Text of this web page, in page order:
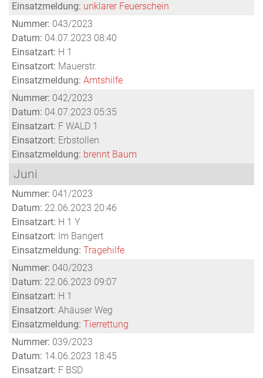
Einsatzmeldung: unklarer Feuerschein
Nummer: 043/2023
Datum: 04.07.2023 08:40
Einsatzart: H 1
Einsatzort: Mauerstr.
Einsatzmeldung: Amtshilfe
Nummer: 042/2023
Datum: 04.07.2023 05:35
Einsatzart: F WALD 1
Einsatzort: Erbstollen
Einsatzmeldung: brennt Baum
Juni
Nummer: 041/2023
Datum: 22.06.2023 20:46
Einsatzart: H 1 Y
Einsatzort: Im Bangert
Einsatzmeldung: Tragehilfe
Nummer: 040/2023
Datum: 22.06.2023 09:07
Einsatzart: H 1
Einsatzort: Ahäuser Weg
Einsatzmeldung: Tierrettung
Nummer: 039/2023
Datum: 14.06.2023 18:45
Einsatzart: F BSD